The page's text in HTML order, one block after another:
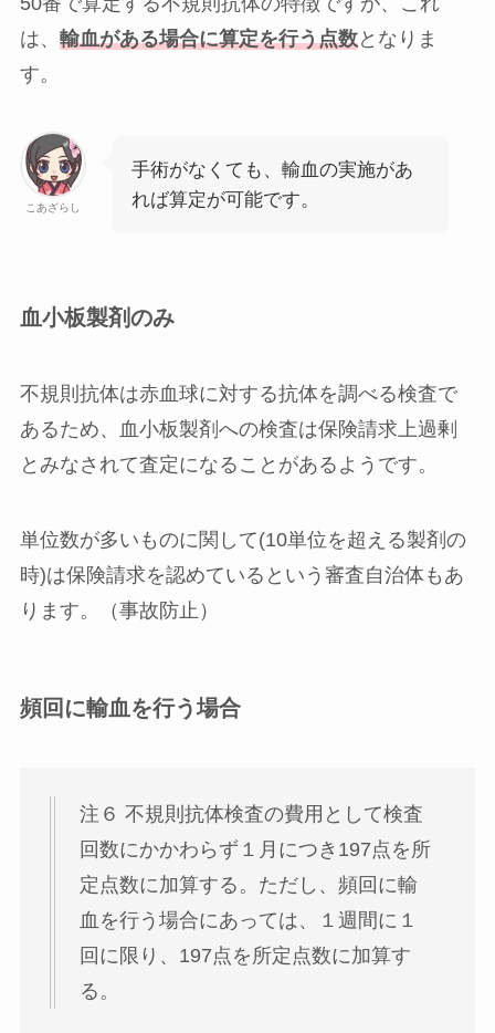
は、 輸血がある場合に算定を行う点数となりま
す。
こあざらし
手術がなくても、輸血の実施があ
れば算定が可能です。
血小板製剤のみ
不規則抗体は赤血球に対する抗体を調べる検査で
あるため、血小板製剤への検査は保険請求上過剰
とみなされて査定になることがあるようです。
単位数が多いものに関して(10単位を超える製剤の
時)は保険請求を認めているという審査自治体もあ
ります。（事故防止）
頻回に輸血を行う場合
注６ 不規則抗体検査の費用として検査
回数にかかわらず１月につき197点を所
定点数に加算する。ただし、頻回に輸
血を行う場合にあっては、１週間に１
回に限り、197点を所定点数に加算す
る。